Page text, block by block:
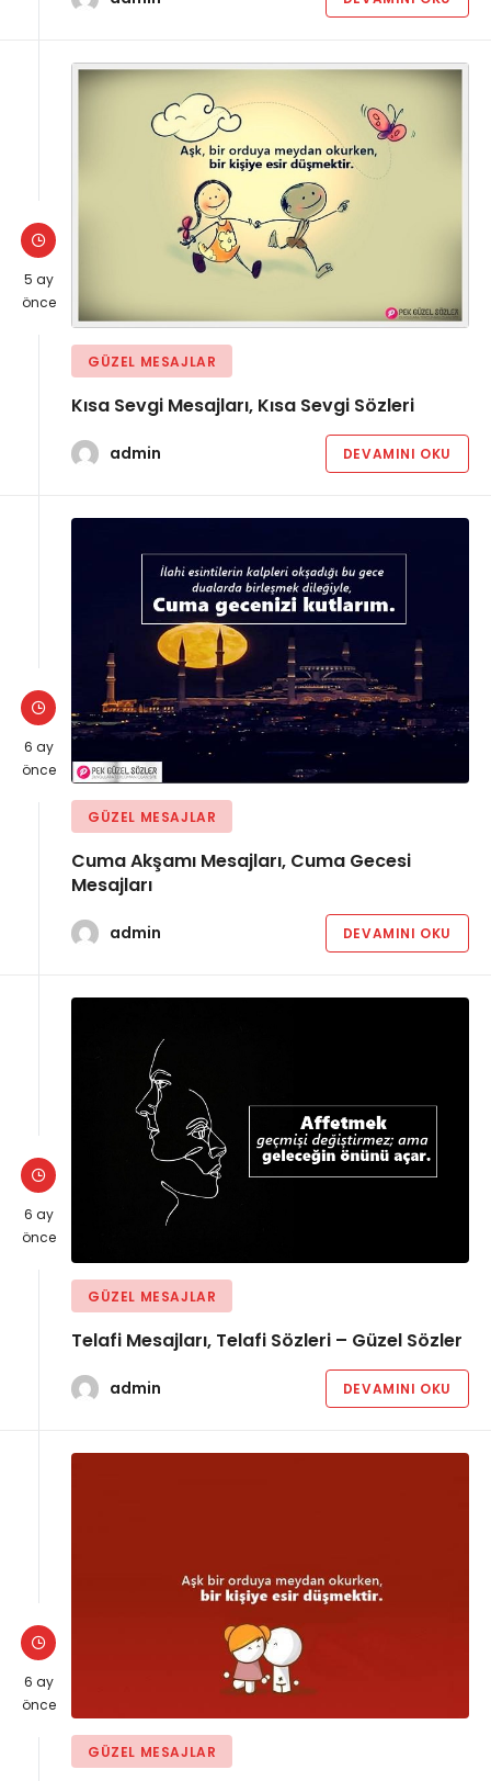
5 ay
önce
GÜZEL MESAJLAR
Kısa Sevgi Mesajları, Kısa Sevgi Sözleri
admin DEVAMINI OKU
6 ay
önce
GÜZEL MESAJLAR
Cuma Akşamı Mesajları, Cuma Gecesi
Mesajları
admin DEVAMINI OKU
6 ay
önce
GÜZEL MESAJLAR
Telafi Mesajları, Telafi Sözleri – Güzel Sözler
admin DEVAMINI OKU
6 ay
önce
GÜZEL MESAJLAR